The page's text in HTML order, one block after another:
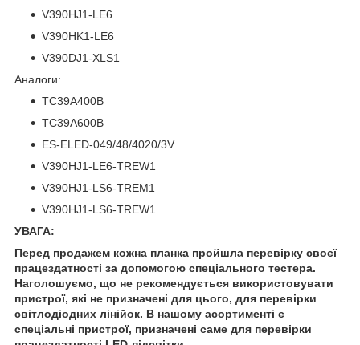
V390HJ1-LE6
V390HK1-LE6
V390DJ1-XLS1
Аналоги:
TC39A400B
TC39A600B
ES-ELED-049/48/4020/3V
V390HJ1-LE6-TREW1
V390HJ1-LS6-TREM1
V390HJ1-LS6-TREW1
УВАГА:
Перед продажем кожна планка пройшла перевірку своєї
працездатності за допомогою спеціального тестера.
Наголошуємо, що не рекомендується використовувати
пристрої, які не призначені для цього, для перевірки
світлодіодних лінійок. В нашому асортименті є
спеціальні пристрої, призначені саме для перевірки